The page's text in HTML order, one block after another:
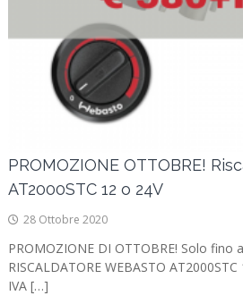
PROMOZIONE OTTOBRE!
AT2000STC 12 o 24V
28 Ottobre 2020
PROMOZIONE DI OTTOBRE! Solo fino
RISCALDATORE WEBASTO
IVA […]